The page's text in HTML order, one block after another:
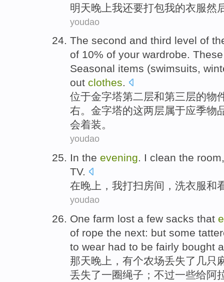
明天晚上我还要打包我的衣服然
youdao
The second and third level of
of 10% of your wardrobe. These
Seasonal items (swimsuits,
out clothes.
位于金字塔第二层和第三层的物
右。金字塔的这两层属于应季物
会着装。
youdao
In the evening. I clean the room
TV.
在晚上 ， 我打扫 房间 ， 洗衣服和
youdao
One farm lost a few sacks that
of rope the next: but some
to wear had to be fairly bought
那天晚上 ，有个农场丢失了 几只
丢失了一圈绳子 ； 不过一些给阿